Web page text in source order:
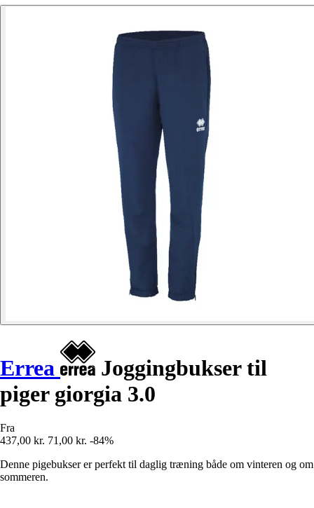
Errea
Joggingbukser til
piger giorgia 3.0
Fra
437,00 kr. 71,00 kr. -84%
Denne pigebukser er perfekt til daglig træning både om vinteren og om
sommeren.